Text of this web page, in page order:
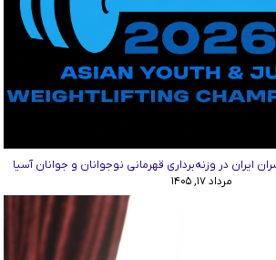
ایران در وزنه‌برداری قهرمانی نوجوانان و جوانان آسیا
مرداد ۱۷, ۱۴۰۵